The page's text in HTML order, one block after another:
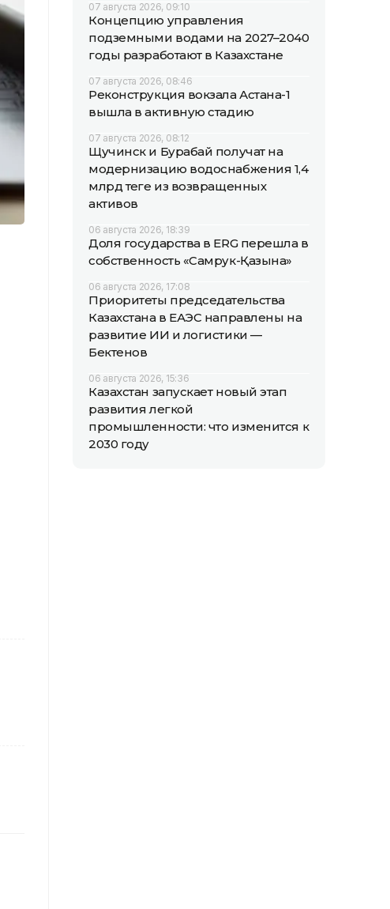
07 августа 2026, 09:10
Концепцию управления
подземными водами на 2027–2040
годы разработают в Казахстане
07 августа 2026, 08:46
Реконструкция вокзала Астана-1
вышла в активную стадию
07 августа 2026, 08:12
Щучинск и Бурабай получат на
модернизацию водоснабжения 1,4
млрд теңге из возвращенных
активов
06 августа 2026, 18:39
Доля государства в ERG перешла в
собственность «Самрук-Қазына»
06 августа 2026, 17:08
Приоритеты председательства
Казахстана в ЕАЭС направлены на
развитие ИИ и логистики —
Бектенов
06 августа 2026, 15:36
Казахстан запускает новый этап
развития легкой
промышленности: что изменится к
2030 году